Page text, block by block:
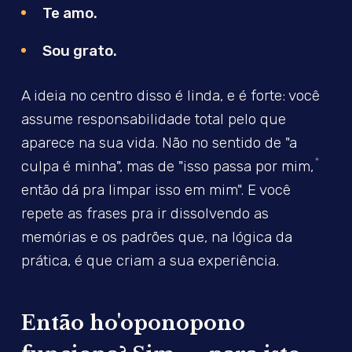
Te amo.
Sou grato.
A ideia no centro disso é linda, e é forte: você
assume responsabilidade total pelo que
aparece na sua vida. Não no sentido de "a
culpa é minha", mas de "isso passa por mim,
então dá pra limpar isso em mim". E você
repete as frases pra ir dissolvendo as
memórias e os padrões que, na lógica da
prática, é que criam a sua experiência.
Então ho'oponopono